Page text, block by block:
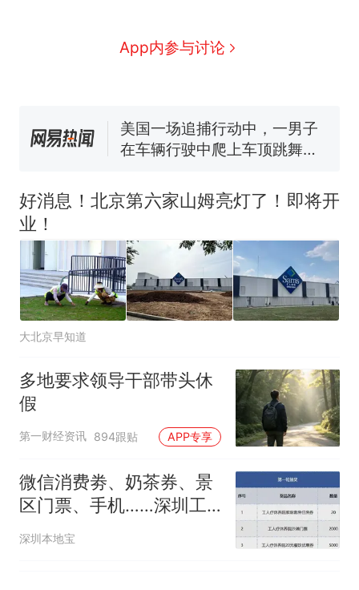
App内参与讨论
源；曾用手绘图做头像
协会回应
男子上山采菌偶然发现鸡枞菌
（新京报）
美国渔民钓获鲨鱼徒手将其拽
回大海 目击者直呼震惊 （视频
哥士兵搬起大石块投向移民引
争议，此前一天内数万人从摩
好消息！北京第六家山姆亮灯了！即将开
业！
大北京早知道
多地要求领导干部带头休
假
第一财经资讯 894跟贴 APP专享
微信消费劵、奶茶券、景
区门票、手机……深圳工
会12万份礼品免费领！参
与入口→
深圳本地宝